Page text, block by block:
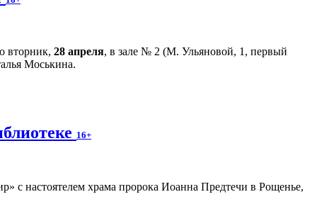
вторник, 28 апреля, в зале № 2 (М. Ульяновой, 1, первый
Моськина.
16+
с настоятелем храма пророка Иоанна Предтечи в Рощенье,